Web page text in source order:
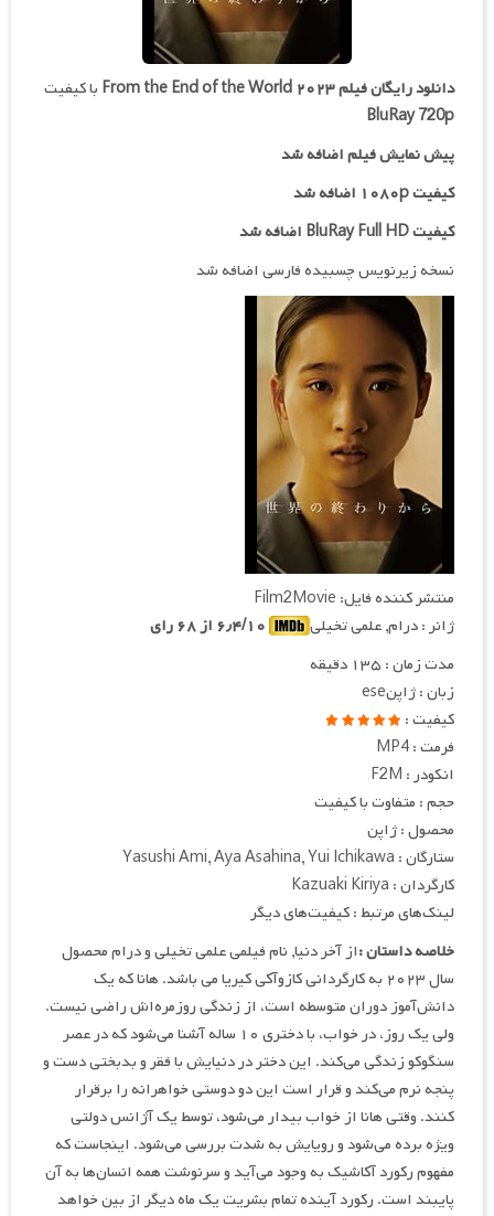
دانلود رایگان فیلمFrom the End of the World ۲۰۲۳ با کیفیت
BluRay 720p
پیش نمایش فیلم اضافه شد
کیفیت ۱۰۸۰p اضافه شد
کیفیت BluRay Full HD اضافه شد
نسخه زیرنویس چسبیده فارسی اضافه شد
منتشر کننده فایل: Film2Movie
ژانر : درام, علمی تخیلی
مدت زمان : ۱۳۵ دقیقه
زبان : ژاپنese
کیفیت :
فرمت : MP4
انکودر : F2M
حجم : متفاوت با کیفیت
محصول : ژاپن
ستارگان : Yasushi Ami, Aya Asahina, Yui Ichikawa
کارگردان : Kazuaki Kiriya
لینک‌های مرتبط : کیفیت‌های دیگر
خلاصه داستان :از آخر دنیا, نام فیلمی علمی تخیلی و درام محصول
سال ۲۰۲۳ به کارگردانی کازوآکی کیریا می باشد. هانا که یک
دانش‌آموز دوران متوسطه است، از زندگی روزمره‌اش راضی نیست.
ولی یک روز، در خواب، با دختری ۱۰ ساله آشنا می‌شود که در عصر
سنگوکو زندگی می‌کند. این دختر در دنیایش با فقر و بدبختی دست و
پنجه نرم می‌کند و قرار است این دو دوستی خواهرانه را برقرار
کنند. وقتی هانا از خواب بیدار می‌شود، توسط یک آژانس دولتی
ویژه برده می‌شود و رویایش به شدت بررسی می‌شود. اینجاست که
مفهوم رکورد آکاشیک به وجود می‌آید و سرنوشت همه انسان‌ها به آن
پایبند است. رکورد آینده تمام بشریت یک ماه دیگر از بین خواهد